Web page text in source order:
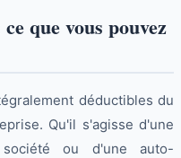
que vous pouvez
déductibles du
Qu'il s'agisse d'une
ou d'une auto-